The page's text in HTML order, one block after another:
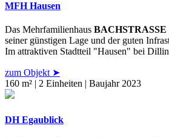
MFH Hausen
Das Mehrfamilienhaus
seiner günstigen Lage und der guten
Im attraktiven Stadtteil "Hausen" bei
zum Objekt ➤
160 m² | 2 Einheiten | Baujahr 2023
DH Egaublick